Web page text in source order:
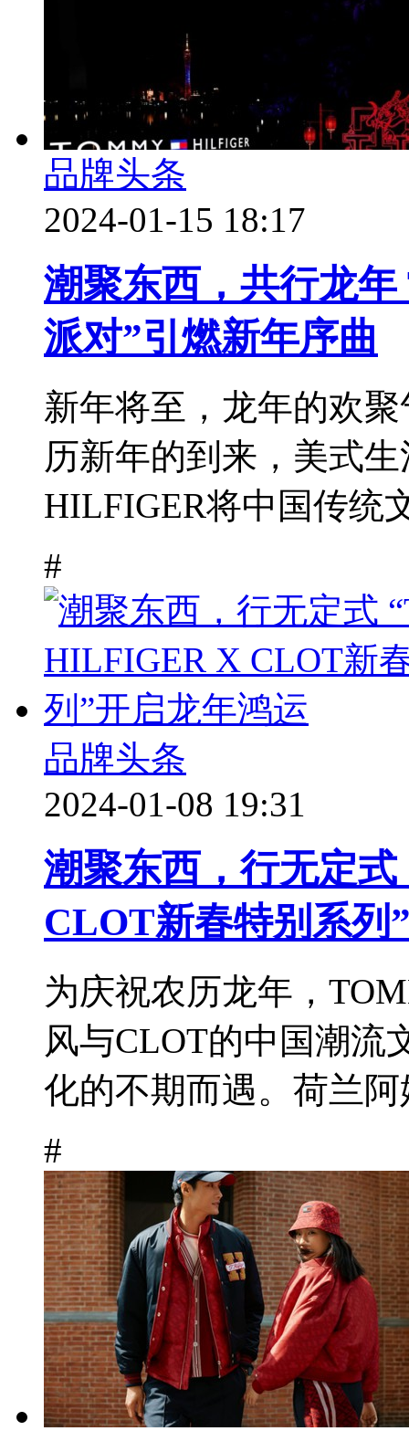
品牌头条
2024-01-15 18:17
潮聚东西，共行龙
派对”引燃新年序曲
新年将至，龙年的欢
历新年的到来，美式
HILFIGER将中国传统
#
品牌头条
2024-01-08 19:31
潮聚东西，行无定
CLOT新春特别系列
为庆祝农历龙年，
风与CLOT的中国潮流
化的不期而遇。荷兰
#